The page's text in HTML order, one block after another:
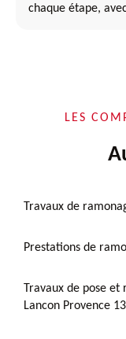
chaque étape,
LES
Travaux de
Prestations de
Travaux de pose
Lancon Provence